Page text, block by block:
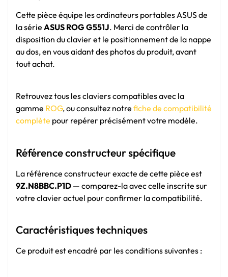
Cette pièce équipe les ordinateurs portables ASUS de
la série ASUS ROG G551J. Merci de contrôler la
disposition du clavier et le positionnement de la nappe
au dos, en vous aidant des photos du produit, avant
tout achat.
Retrouvez tous les claviers compatibles avec la
gamme ROG, ou consultez notre fiche de compatibilité
complète pour repérer précisément votre modèle.
Référence constructeur spécifique
La référence constructeur exacte de cette pièce est
9Z.N8BBC.P1D — comparez-la avec celle inscrite sur
votre clavier actuel pour confirmer la compatibilité.
Caractéristiques techniques
Ce produit est encadré par les conditions suivantes :